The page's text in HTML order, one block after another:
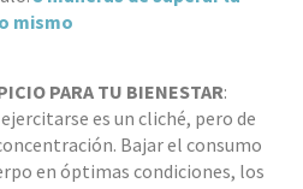
mismo
PARA TU BIENESTAR:
es un cliché, pero de
Bajar el consumo
en óptimas condiciones, los